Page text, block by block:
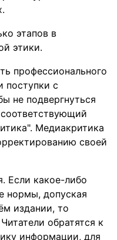
этапов в
этики.
профессионального
поступки с
не подвергнуться
Медиакритика
своей
Если какое-либо
нормы, допуская
издании, то
обратятся к
информации, для